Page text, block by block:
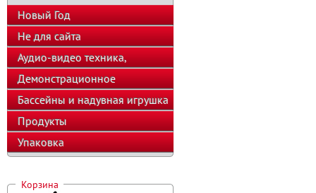
Новый Год
Не для сайта
Аудио-видео техника,
телефоны, калькуляторы
Демонстрационное
оборудование
Бассейны и надувная игрушка
Продукты
Упаковка
Корзина